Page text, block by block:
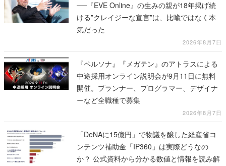
──『EVE Online』の生みの親が18年掲げ続
ける”クレイジーな宣言”は、比喩ではなく本
気だった
2026年8月7日
『ペルソナ』『メガテン』のアトラスによる
中途採用オンライン説明会が9月11日に無料
開催。プランナー、プログラマー、デザイナ
ーなど全職種で募集
2026年8月7日
「DeNAに15億円」で物議を醸した経産省コ
ンテンツ補助金「IP360」は実際どうなの
か？ 公式資料から分かる数値と情報を読み解